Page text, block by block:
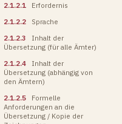
2.1.2.1
Erfordernis
2.1.2.2
Sprache
2.1.2.3
Inhalt der
Übersetzung (für alle Ämter)
2.1.2.4
Inhalt der
Übersetzung (abhängig von
den Ämtern)
2.1.2.5
Formelle
Anforderungen an die
Übersetzung / Kopie der